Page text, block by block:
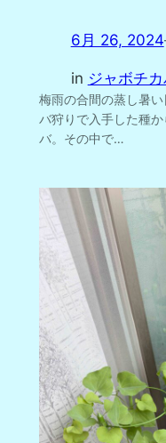
6月 26, 2024
in ジャボチ
梅雨の合間の蒸し暑
バ狩りで入手した種
バ。その中で…